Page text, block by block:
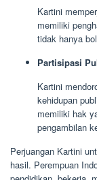
Kartini
memiliki
tidak hanya
Partisipasi
Kartini
kehidupan
memiliki hak
pengambilan
Perjuangan Kartini
hasil. Perempuan